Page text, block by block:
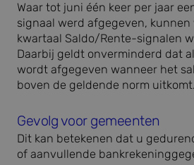
Waar tot juni één keer per jaar
signaal werd afgegeven,
kwartaal Saldo/Rente-signalen
Daarbij geldt onverminderd dat
wordt afgegeven wanneer het
boven de geldende norm uitkomt.
Gevolg voor gemeenten
Dit kan betekenen dat u
of aanvullende